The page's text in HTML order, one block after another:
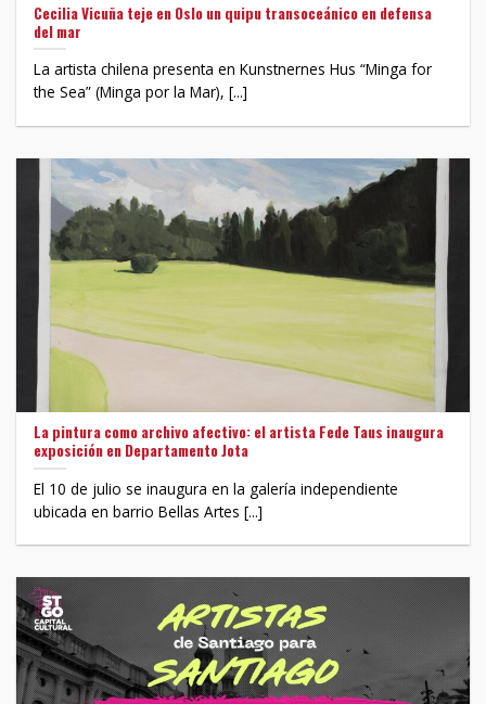
Cecilia Vicuña teje en Oslo un quipu transoceánico en defensa
del mar
La artista chilena presenta en Kunstnernes Hus “Minga for
the Sea” (Minga por la Mar), [...]
La pintura como archivo afectivo: el artista Fede Taus inaugura
exposición en Departamento Jota
El 10 de julio se inaugura en la galería independiente
ubicada en barrio Bellas Artes [...]